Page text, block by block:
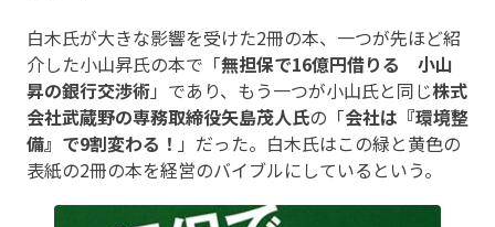
白木氏が大きな影響を受けた2冊の本、一つが先ほど紹
介した小山昇氏の本で「無担保で16億円借りる 小山
昇の銀行交渉術」であり、もう一つが小山氏と同じ株式
会社武蔵野の専務取締役矢島茂人氏の「会社は『環境整
備』で9割変わる！ 」だった。白木氏はこの緑と黄色の
表紙の2冊の本を経営のバイブルにしているという。